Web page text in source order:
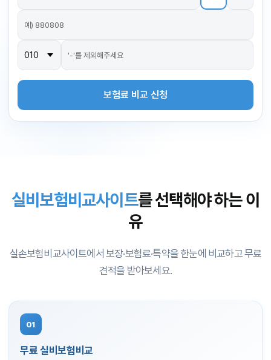
보험료 비교 신청
실비보험비교사이트를 선택해야 하는 이
유
실손보험비교사이트에서 보장·보험료·특약을 한눈에 비교하고 무료
견적을 받아보세요.
01
무료 실비보험비교